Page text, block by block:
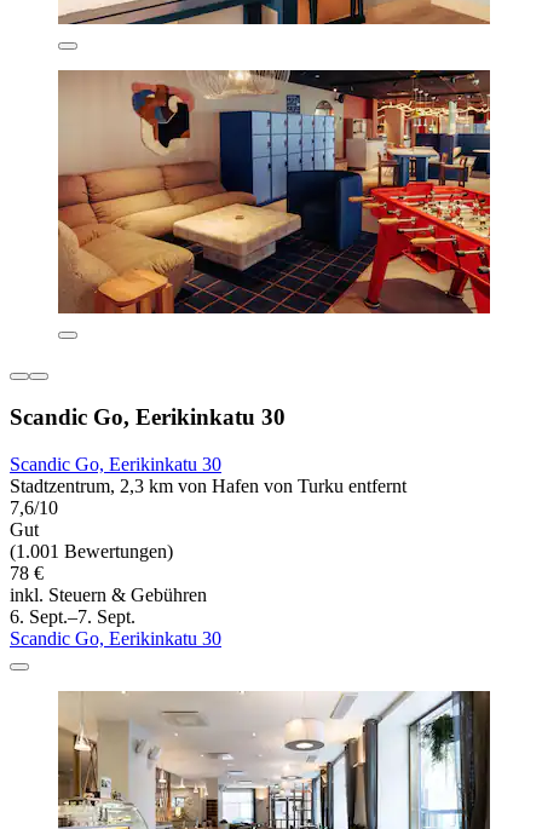
Scandic Go, Eerikinkatu 30
Scandic Go, Eerikinkatu 30
Stadtzentrum, 2,3 km von Hafen von Turku entfernt
7,6/10
Gut
(1.001 Bewertungen)
78 €
inkl. Steuern & Gebühren
6. Sept.–7. Sept.
Scandic Go, Eerikinkatu 30